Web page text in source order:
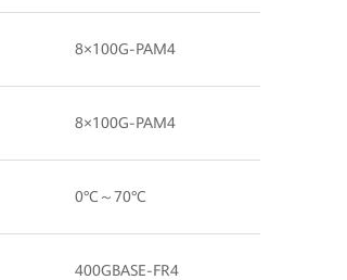
8×100G-PAM4
8×100G-PAM4
0°C～70°C
400GBASE-FR4